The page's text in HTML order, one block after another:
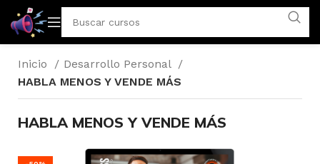
Inicio
Desarrollo Personal
HABLA MENOS Y VENDE MÁS
HABLA MENOS Y VENDE MÁS